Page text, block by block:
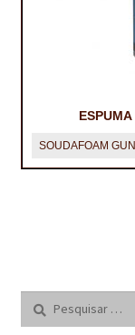
SOUDAFOAM
Pesquisar